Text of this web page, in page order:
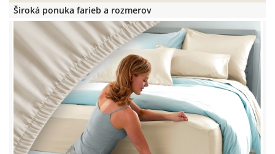
Široká ponuka farieb a rozmerov